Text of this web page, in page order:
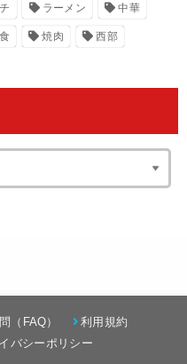
ラーメン 中華
焼肉 西部
（FAQ）
利用規約
バシーポリシー